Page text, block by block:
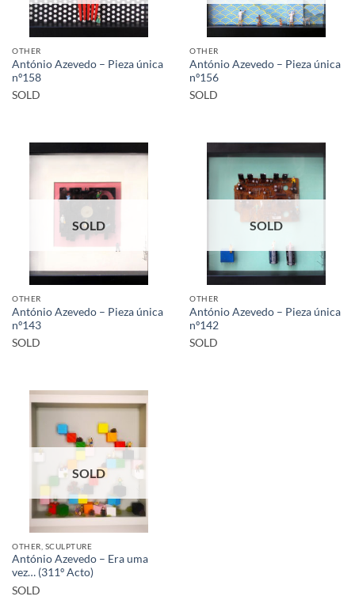
OTHER
António Azevedo – Pieza única
nº158
SOLD
OTHER
António Azevedo – Pieza única
nº156
SOLD
SOLD
OTHER
António Azevedo – Pieza única
nº143
SOLD
SOLD
OTHER
António Azevedo – Pieza única
nº142
SOLD
SOLD
OTHER, SCULPTURE
António Azevedo – Era uma
vez… (311º Acto)
SOLD